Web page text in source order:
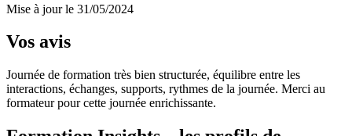
Mise à jour le 31/05/2024
Vos avis
Journée de formation très bien structurée, équilibre entre les
interactions, échanges, supports, rythmes de la journée. Merci au
formateur pour cette journée enrichissante.